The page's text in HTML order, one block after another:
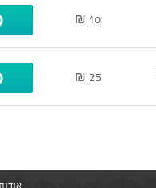
10 ₪
25 ₪